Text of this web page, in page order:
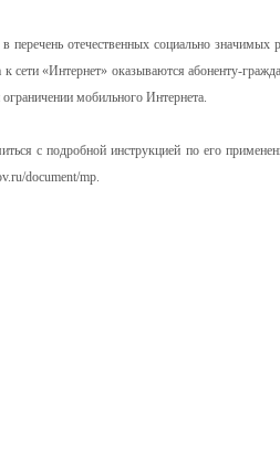
отечественных социально значимых
сети «Интернет» оказываются абоненту-
мобильного Интернета.
с подробной инструкцией по его
document/mp.